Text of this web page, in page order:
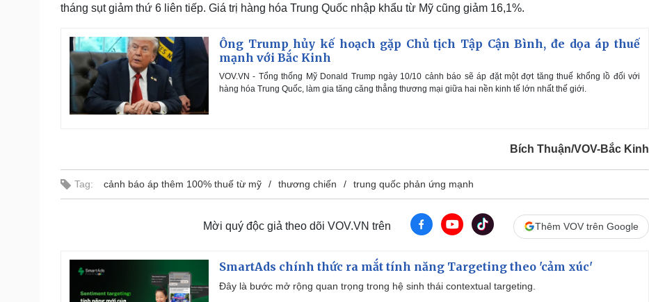
tháng sụt giảm thứ 6 liên tiếp. Giá trị hàng hóa Trung Quốc nhập khẩu từ Mỹ cũng giảm 16,1%.
Ông Trump hủy kế hoạch gặp Chủ tịch Tập Cận Bình, đe dọa áp thuế
mạnh với Bắc Kinh
VOV.VN - Tổng thống Mỹ Donald Trump ngày 10/10 cảnh báo sẽ áp đặt một đợt tăng thuế khổng lồ đối với
hàng hóa Trung Quốc, làm gia tăng căng thẳng thương mại giữa hai nền kinh tế lớn nhất thế giới.
Bích Thuận/VOV-Bắc Kinh
Tag: cảnh báo áp thêm 100% thuế từ mỹ thương chiến trung quốc phản ứng mạnh
Mời quý độc giả theo dõi VOV.VN trên Thêm VOV trên Google
SmartAds chính thức ra mắt tính năng Targeting theo 'cảm xúc'
Đây là bước mở rộng quan trọng trong hệ sinh thái contextual targeting.